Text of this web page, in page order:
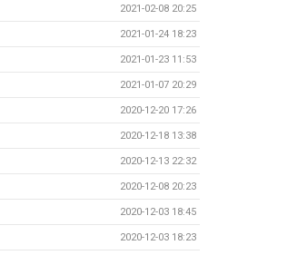
2021-02-08 20:25
2021-01-24 18:23
2021-01-23 11:53
2021-01-07 20:29
2020-12-20 17:26
2020-12-18 13:38
2020-12-13 22:32
2020-12-08 20:23
2020-12-03 18:45
2020-12-03 18:23